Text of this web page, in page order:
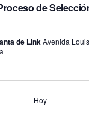
de
de LinkAvenida
Hoy